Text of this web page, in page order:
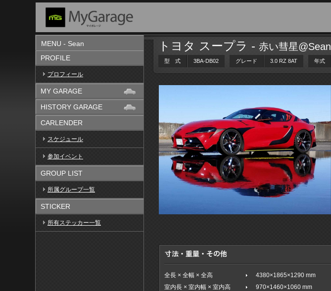
MENU - Sean
PROFILE
プロフィール
MY GARAGE
HISTORY GARAGE
CARLENDER
スケジュール
参加イベント
GROUP LIST
所属グループ一覧
STICKER
所有ステッカー一覧
トヨタ スープラ -赤い彗星@Sean
型 式 3BA-DB02 グレード 3.0 RZ 8AT 年式
全長 × 全幅 × 全高
4380×1865×1290 mm
室内長 × 室内幅 × 室内高
970×1460×1060 mm